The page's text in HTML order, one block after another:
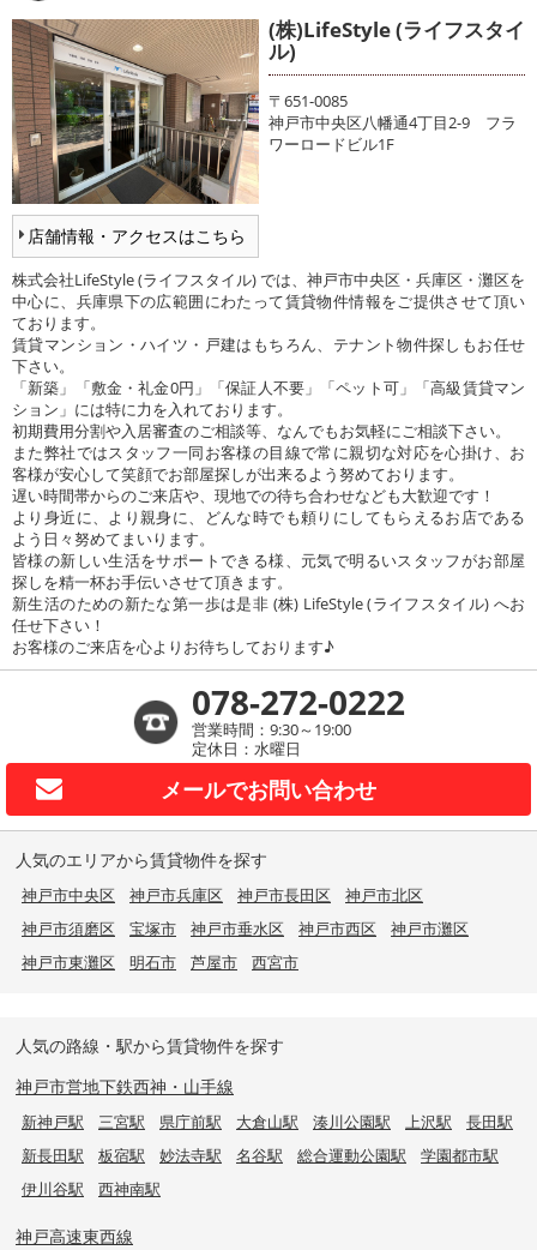
店舗情報・アクセスはこちら
(株)LifeStyle (ライフスタイ
ル)
〒651-0085
神戸市中央区八幡通4丁目2-9 フラ
ワーロードビル1F
株式会社LifeStyle (ライフスタイル) では、神戸市中央区・兵庫区・灘区を
中心に、兵庫県下の広範囲にわたって賃貸物件情報をご提供させて頂い
ております。
賃貸マンション・ハイツ・戸建はもちろん、テナント物件探しもお任せ
下さい。
「新築」「敷金・礼金0円」「保証人不要」「ペット可」「高級賃貸マン
ション」には特に力を入れております。
初期費用分割や入居審査のご相談等、なんでもお気軽にご相談下さい。
また弊社ではスタッフ一同お客様の目線で常に親切な対応を心掛け、お
客様が安心して笑顔でお部屋探しが出来るよう努めております。
遅い時間帯からのご来店や、現地での待ち合わせなども大歓迎です！
より身近に、より親身に、どんな時でも頼りにしてもらえるお店である
よう日々努めてまいります。
皆様の新しい生活をサポートできる様、元気で明るいスタッフがお部屋
探しを精一杯お手伝いさせて頂きます。
新生活のための新たな第一歩は是非 (株) LifeStyle (ライフスタイル) へお
任せ下さい！
お客様のご来店を心よりお待ちしております♪
078-272-0222
営業時間：9:30～19:00
定休日：水曜日
メールでお問い合わせ
人気のエリアから賃貸物件を探す
神戸市中央区 神戸市兵庫区 神戸市長田区
神戸市北区
神戸市須磨区
宝塚市 神戸市垂水区 神戸市西区
神戸市灘区
神戸市東灘区
明石市 芦屋市 西宮市
人気の路線・駅から賃貸物件を探す
神戸市営地下鉄西神・山手線
新神戸駅 三宮駅 県庁前駅 大倉山駅 湊川公園駅 上沢駅
長田駅
新長田駅
板宿駅 妙法寺駅 名谷駅 総合運動公園駅
学園都市駅
伊川谷駅
西神南駅
神戸高速東西線